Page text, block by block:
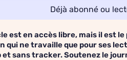
Déjà abonné ou
est en accès libre, mais il est
qui ne travaille que pour ses
et sans tracker. Soutenez le